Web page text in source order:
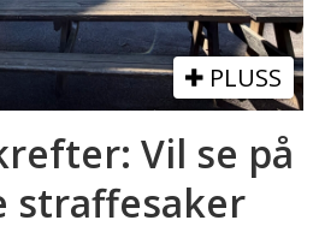
PLUSS
Vil se på
straffesaker